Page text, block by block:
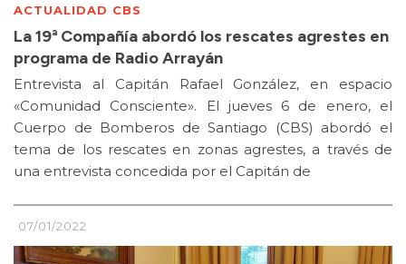
ACTUALIDAD CBS
La 19ª Compañía abordó los rescates agrestes en
programa de Radio Arrayán
Entrevista al Capitán Rafael González, en espacio
«Comunidad Consciente». El jueves 6 de enero, el
Cuerpo de Bomberos de Santiago (CBS) abordó el
tema de los rescates en zonas agrestes, a través de
una entrevista concedida por el Capitán de
07/01/2022